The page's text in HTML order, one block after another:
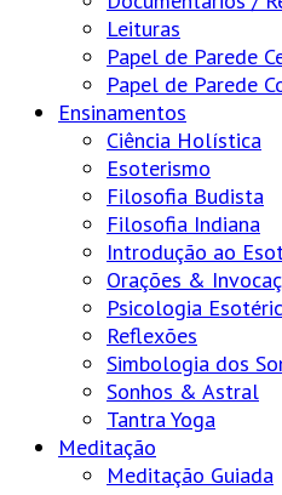
Leituras
Papel de Parede
Papel de Parede
Ensinamentos
Ciência Holística
Esoterismo
Filosofia Budista
Filosofia Indiana
Introdução ao
Orações &
Psicologia
Reflexões
Simbologia dos
Sonhos & Astral
Tantra Yoga
Meditação
Meditação Guiada